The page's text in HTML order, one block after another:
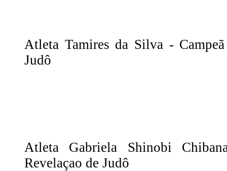
Atleta Tamires da Silva -
Judô
Atleta Gabriela Shinobi
Revelaçao de Judô